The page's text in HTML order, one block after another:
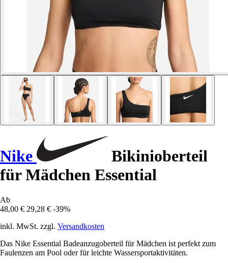
Nike
Bikinioberteil
für Mädchen Essential
Ab
48,00 € 29,28 € -39%
inkl. MwSt. zzgl. Versandkosten
Das Nike Essential Badeanzugoberteil für Mädchen ist perfekt zum
Faulenzen am Pool oder für leichte Wassersportaktivitäten.